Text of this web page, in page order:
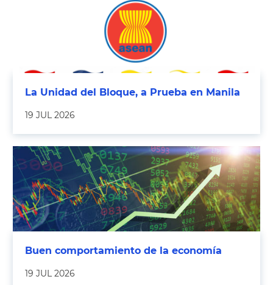
La Unidad del Bloque, a Prueba en Manila
19 JUL 2026
Buen comportamiento de la economía
19 JUL 2026